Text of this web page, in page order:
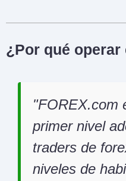
¿Por qué operar
FOREX.com
primer nivel
traders de
niveles de